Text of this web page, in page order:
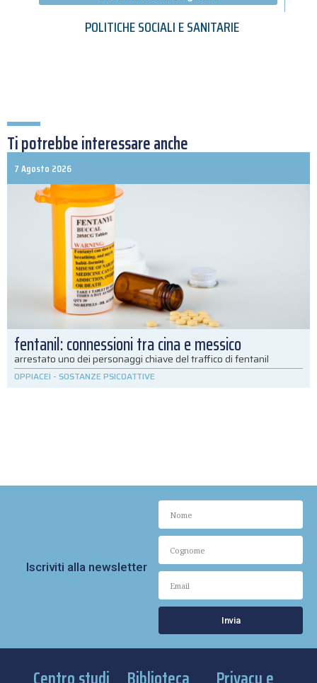
POLITICHE SOCIALI E SANITARIE
Ti potrebbe interessare anche
7 Agosto 2026
fentanil: connessioni tra cina e messico
arrestato uno dei personaggi chiave del traffico di fentanil
OPPIACEI - SOSTANZE PSICOATTIVE
Iscriviti alla newsletter
Invia